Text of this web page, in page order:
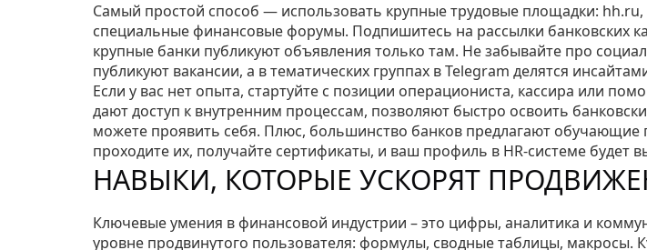
Самый простой способ — использовать крупные трудовые площадки:
специальные финансовые форумы. Подпишитесь на рассылки банковских
крупные банки публикуют объявления только там. Не забывайте про
публикуют вакансии, а в тематических группах в Telegram делятся
Если у вас нет опыта, стартуйте с позиции операциониста, кассира или
дают доступ к внутренним процессам, позволяют быстро освоить
можете проявить себя. Плюс, большинство банков предлагают обучающие
проходите их, получайте сертификаты, и ваш профиль в HR‑системе будет
НАВЫКИ, КОТОРЫЕ УСКОРЯТ
Ключевые умения в финансовой индустрии – это цифры, аналитика и
уровне продвинутого пользователя: формулы, сводные таблицы, макросы.